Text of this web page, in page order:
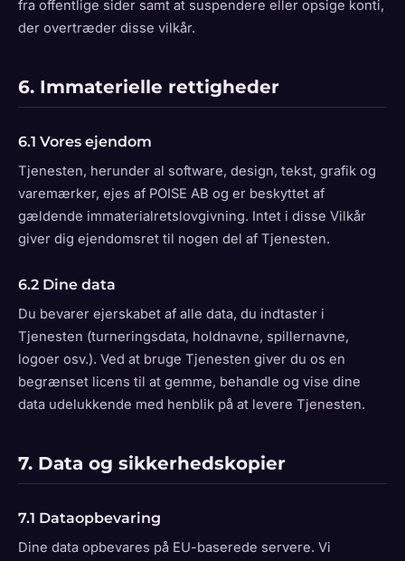
fra offentlige sider samt at suspendere eller opsige konti,
der overtræder disse vilkår.
6. Immaterielle rettigheder
6.1 Vores ejendom
Tjenesten, herunder al software, design, tekst, grafik og
varemærker, ejes af POISE AB og er beskyttet af
gældende immaterialretslovgivning. Intet i disse Vilkår
giver dig ejendomsret til nogen del af Tjenesten.
6.2 Dine data
Du bevarer ejerskabet af alle data, du indtaster i
Tjenesten (turneringsdata, holdnavne, spillernavne,
logoer osv.). Ved at bruge Tjenesten giver du os en
begrænset licens til at gemme, behandle og vise dine
data udelukkende med henblik på at levere Tjenesten.
7. Data og sikkerhedskopier
7.1 Dataopbevaring
Dine data opbevares på EU-baserede servere. Vi